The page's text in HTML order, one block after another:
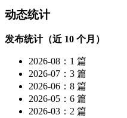
动态统计
发布统计（近 10 个月）
2026-08：1 篇
2026-07：3 篇
2026-06：8 篇
2026-05：6 篇
2026-03：2 篇